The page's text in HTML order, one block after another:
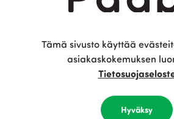
HANKI merinovillasäärystimet, vaaleanpunainen SORJA
Tämä sivusto käyttää
asiakaskokemuksen
Hyväksy